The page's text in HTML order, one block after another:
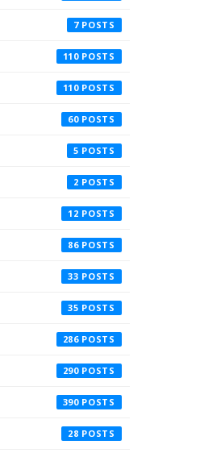
7
110
110
60
5
2
12
86
33
35
286
290
390
28